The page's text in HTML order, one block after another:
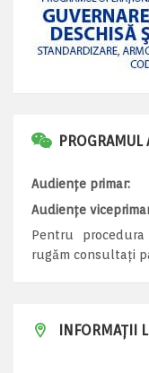
PROGRAMUL
Audiențe primar:
Audiențe
Pentru
rugăm consultați
INFORMAȚII